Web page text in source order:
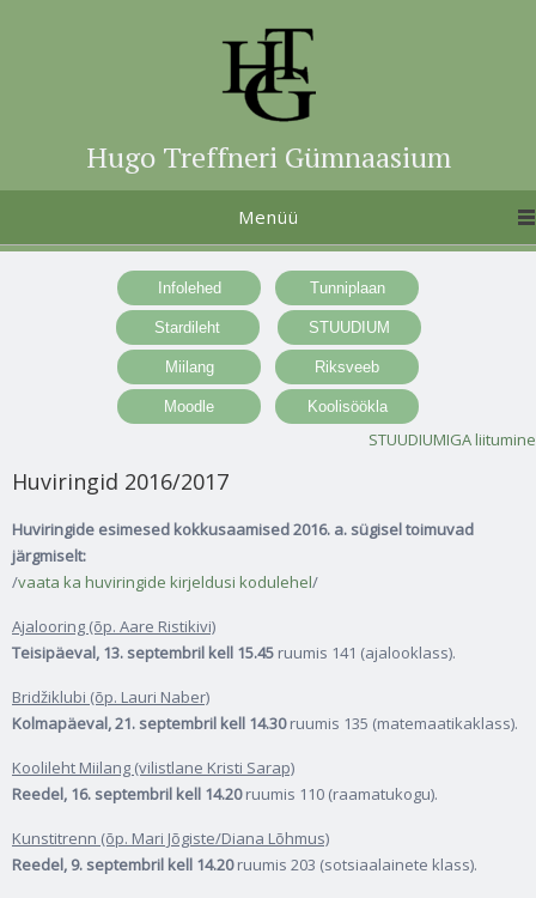
Hugo Treffneri Gümnaasium
Menüü
STUUDIUMIGA liitumine
Huviringid 2016/2017
Huviringide esimesed kokkusaamised 2016. a. sügisel toimuvad
järgmiselt:
/vaata ka huviringide kirjeldusi kodulehel/
Ajalooring (õp. Aare Ristikivi)
Teisipäeval, 13. septembril kell 15.45 ruumis 141 (ajalooklass).
Bridžiklubi (õp. Lauri Naber)
Kolmapäeval, 21. septembril kell 14.30ruumis 135 (matemaatikaklass).
Koolileht Miilang (vilistlane Kristi Sarap)
Reedel, 16. septembril kell 14.20ruumis 110 (raamatukogu).
Kunstitrenn (õp. Mari Jõgiste/Diana Lõhmus)
Reedel, 9. septembril kell 14.20ruumis 203 (sotsiaalainete klass).